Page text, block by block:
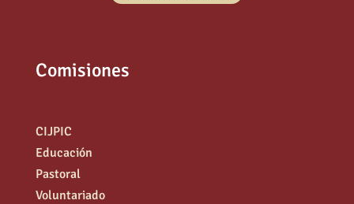
Comisiones
CIJPIC
Educación
Pastoral
Voluntariado